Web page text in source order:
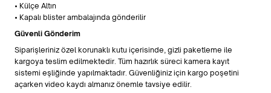
• Külçe Altın
• Kapalı blister ambalajında gönderilir
Güvenli Gönderim
Siparişleriniz özel korunaklı kutu içerisinde, gizli paketleme ile
kargoya teslim edilmektedir. Tüm hazırlık süreci kamera kayıt
sistemi eşliğinde yapılmaktadır. Güvenliğiniz için kargo poşetini
açarken video kaydı almanız önemle tavsiye edilir.